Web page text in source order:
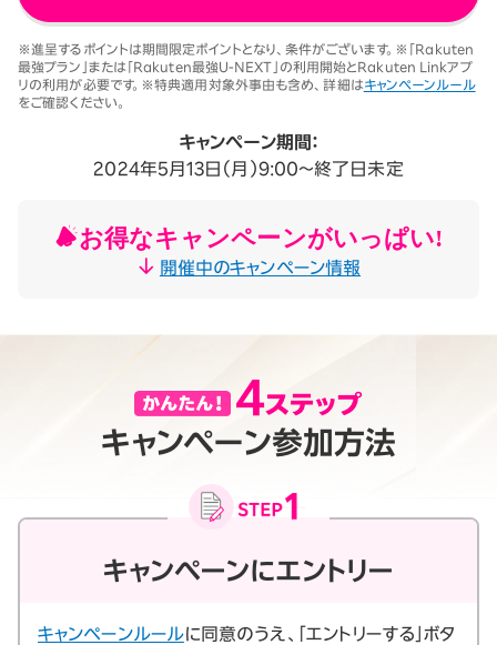
※進呈するポイントは期間限定ポイントとなり、条件がございます。※「Rakuten
最強プラン」または「Rakuten最強U-NEXT」の利用開始とRakuten Linkアプ
リの利用が必要です。※特典適用対象外事由も含め、詳細はキャンペーンルール
をご確認ください。
キャンペーン期間：
2024年5月13日（月）9:00～終了日未定
お得なキャンペーンがいっぱい!
開催中のキャンペーン情報
キャンペーン参加方法
キャンペーンにエントリー
キャンペーンルールに同意のうえ、「エントリーする」ボタ
※1 同一名義で累計5回線以上ご契約の場合、2025年11月19日より1回
線につき3,500円（税込3,850円、開通翌々月に確定）。「累計」とは、楽
天モバイルがサービスを本格開始した2020年4月8日以降に契約され
たすべての回線（解約済みの回線も含む）の合計数を指します。